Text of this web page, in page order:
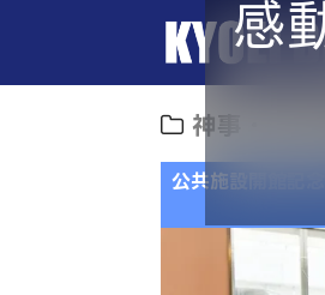
神事・式典
公共施設開館記
感